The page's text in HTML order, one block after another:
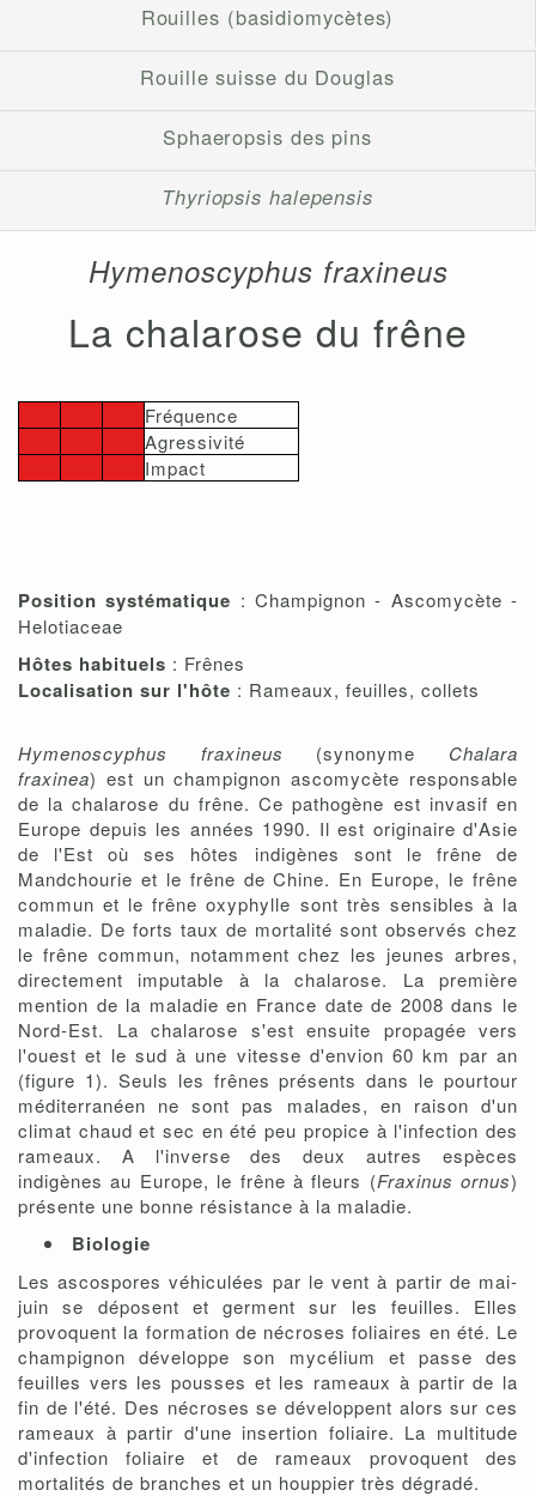
Rouilles (basidiomycètes)
Rouille suisse du Douglas
Sphaeropsis des pins
Thyriopsis halepensis
Hymenoscyphus fraxineus
La chalarose du frêne
Fréquence
Agressivité
Impact
Position systématique : Champignon - Ascomycète -
Helotiaceae
Hôtes habituels : Frênes
Localisation sur l'hôte : Rameaux, feuilles, collets
Hymenoscyphus fraxineus (synonyme Chalara
fraxinea) est un champignon ascomycète responsable
de la chalarose du frêne. Ce pathogène est invasif en
Europe depuis les années 1990. Il est originaire d'Asie
de l'Est où ses hôtes indigènes sont le frêne de
Mandchourie et le frêne de Chine. En Europe, le frêne
commun et le frêne oxyphylle sont très sensibles à la
maladie. De forts taux de mortalité sont observés chez
le frêne commun, notamment chez les jeunes arbres,
directement imputable à la chalarose. La première
mention de la maladie en France date de 2008 dans le
Nord-Est. La chalarose s'est ensuite propagée vers
l'ouest et le sud à une vitesse d'envion 60 km par an
(figure 1). Seuls les frênes présents dans le pourtour
méditerranéen ne sont pas malades, en raison d'un
climat chaud et sec en été peu propice à l'infection des
rameaux. A l'inverse des deux autres espèces
indigènes au Europe, le frêne à fleurs (Fraxinus ornus)
présente une bonne résistance à la maladie.
Biologie
Les ascospores véhiculées par le vent à partir de mai-
juin se déposent et germent sur les feuilles. Elles
provoquent la formation de nécroses foliaires en été. Le
champignon développe son mycélium et passe des
feuilles vers les pousses et les rameaux à partir de la
fin de l'été. Des nécroses se développent alors sur ces
rameaux à partir d'une insertion foliaire. La multitude
d'infection foliaire et de rameaux provoquent des
mortalités de branches et un houppier très dégradé.